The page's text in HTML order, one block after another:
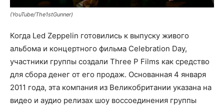
(YouTube/The1stGunner)
Когда Led Zeppelin готовились к выпуску живого
альбома и концертного фильма Celebration Day,
участники группы создали Three P Films как средство
для сбора денег от его продаж. Основанная 4 января
2011 года, эта компания из Великобритании указана на
видео и аудио релизах шоу воссоединения группы